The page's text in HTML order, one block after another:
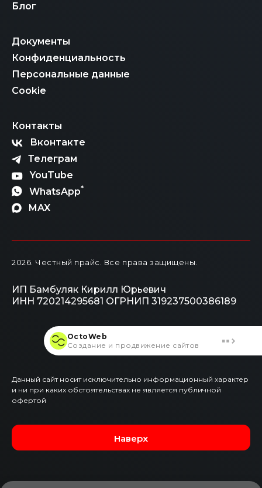
Блог
Документы
Конфиденциальность
Персональные данные
Cookie
Контакты
Вконтакте
Телеграм
YouTube
WhatsApp*
MAX
2026. Честный прайс. Все права защищены.
ИП Бамбуляк Кирилл Юрьевич
ИНН 720214295681 ОГРНИП 319237500386189
Данный сайт носит исключительно информационный характер
и ни при каких обстоятельствах не является публичной
офертой
Наверх
OctoWeb
Создание и продвижение сайтов